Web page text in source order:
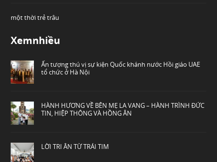
một thời trẻ trâu
Xemnhiều
Ấn tượng thú vị sự kiện Quốc khánh nước Hồi giáo UAE
tổ chức ở Hà Nội
HÀNH HƯƠNG VỀ BÊN MẸ LA VANG – HÀNH TRÌNH ĐỨC
TIN, HIỆP THÔNG VÀ HỒNG ÂN
LỜI TRI ÂN TỪ TRÁI TIM